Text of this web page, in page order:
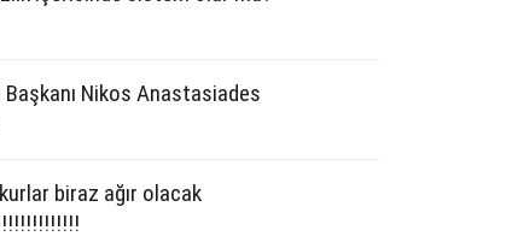
Başkanı Nikos Anastasiades
biraz ağır olacak